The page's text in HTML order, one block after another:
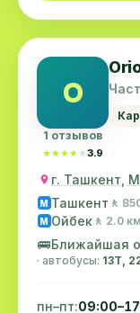
O
1 отзывов
★★★★★
★★★★★3.9
г. Ташкент,
M Ташкент 🚶
M Ойбек 🚶 2.0 км
🚌Ближайшая
· автобусы: 13Т,
пн–пт: